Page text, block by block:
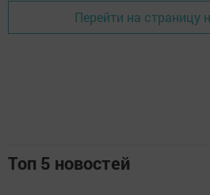
Перейти на страницу
Топ 5 новостей